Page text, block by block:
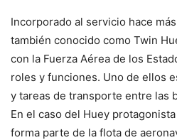
Incorporado al servicio hace
también conocido como Twin
con la Fuerza Aérea de los
roles y funciones. Uno de ellos
y tareas de transporte entre las
En el caso del Huey
forma parte de la flota de